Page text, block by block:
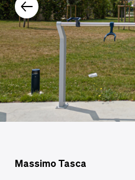
Massimo Tasca